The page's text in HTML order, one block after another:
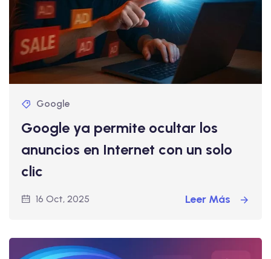
Google
Google ya permite ocultar los
anuncios en Internet con un solo
clic
16 Oct, 2025 Leer Más